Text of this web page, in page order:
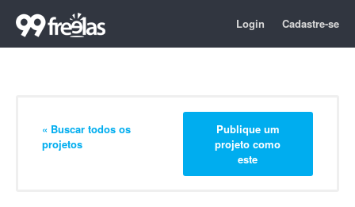
Login Cadastre-se
« Buscar todos os
projetos
Publique um
projeto como
este